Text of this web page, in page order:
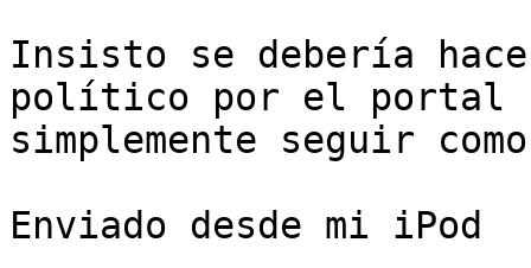
Insisto se debería
político por el portal
simplemente seguir
Enviado desde mi iPod